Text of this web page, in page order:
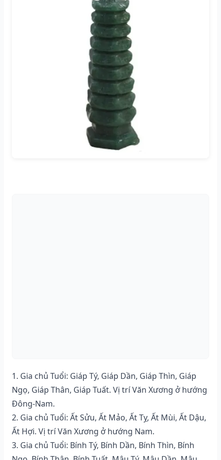
1. Gia chủ Tuổi: Giáp Tý, Giáp Dần, Giáp Thìn, Giáp
Ngọ, Giáp Thân, Giáp Tuất. Vị trí Văn Xương ở hướng
Đông-Nam.
2. Gia chủ Tuổi: Ất Sửu, Ất Mảo, Ất Tỵ, Ất Mùi, Ất Dậu,
Ất Hợi. Vị trí Văn Xương ở hướng Nam.
3. Gia chủ Tuổi: Bính Tý, Bính Dần, Bính Thìn, Bính